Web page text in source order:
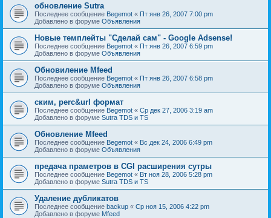
обновление Sutra
Последнее сообщение Begemot « Пт янв 26, 2007 7:00 pm
Добавлено в форуме Объявления
Новые темплейты "Cделай сам" - Google Adsense!
Последнее сообщение Begemot « Пт янв 26, 2007 6:59 pm
Добавлено в форуме Объявления
Обновиление Mfeed
Последнее сообщение Begemot « Пт янв 26, 2007 6:58 pm
Добавлено в форуме Объявления
ским, perc&url формат
Последнее сообщение Begemot « Ср дек 27, 2006 3:19 am
Добавлено в форуме Sutra TDS и TS
Обновление Mfeed
Последнее сообщение Begemot « Вс дек 24, 2006 6:49 pm
Добавлено в форуме Объявления
предача праметров в CGI расширения сутры
Последнее сообщение Begemot « Вт ноя 28, 2006 5:28 pm
Добавлено в форуме Sutra TDS и TS
Удаление дубликатов
Последнее сообщение backup « Ср ноя 15, 2006 4:22 pm
Добавлено в форуме Mfeed